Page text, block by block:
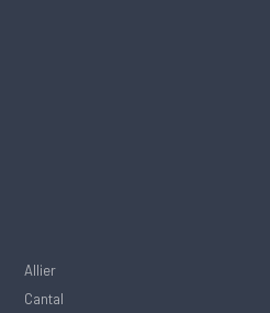
Allier
Cantal